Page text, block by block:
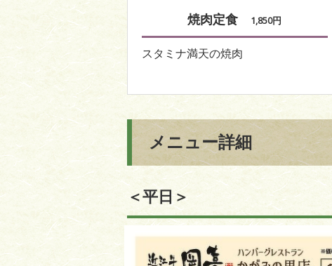
焼肉定食 1,850円
スタミナ満天の焼肉
メニュー詳細
＜平日＞